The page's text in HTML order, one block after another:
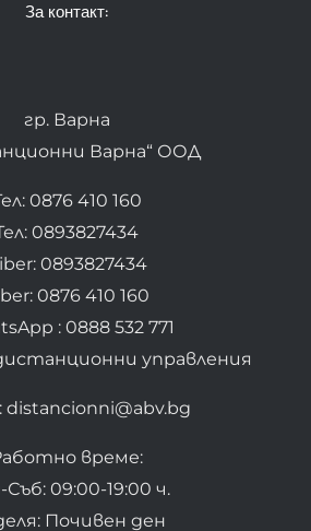
За контакт:
гр. Варна
Варна“ ООД
0876 410 160
0893827434
0893827434
0876 410 160
: 0888 532 771
дистанционни управления
distancionni@abv.bg
време:
Съб: 09:00-19:00 ч.
Почивен ден